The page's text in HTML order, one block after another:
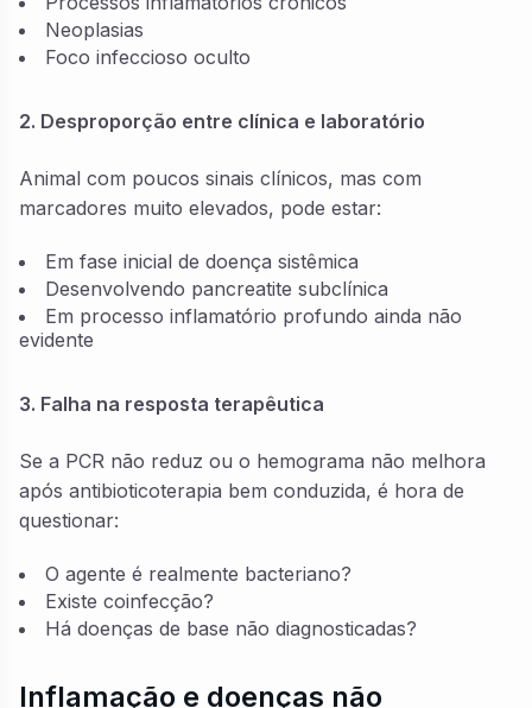
Neoplasias
Foco infeccioso oculto
2. Desproporção entre clínica e laboratório
Animal com poucos sinais clínicos, mas com
marcadores muito elevados, pode estar:
Em fase inicial de doença sistêmica
Desenvolvendo pancreatite subclínica
Em processo inflamatório profundo ainda não
evidente
3. Falha na resposta terapêutica
Se a PCR não reduz ou o hemograma não melhora
após antibioticoterapia bem conduzida, é hora de
questionar:
O agente é realmente bacteriano?
Existe coinfecção?
Há doenças de base não diagnosticadas?
Inflamação e doenças não